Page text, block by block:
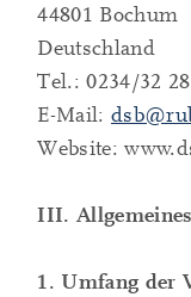
44801 Bochum
Deutschland
Tel.: 0234/32
E-Mail:
Website:
III.
1. Umfang der